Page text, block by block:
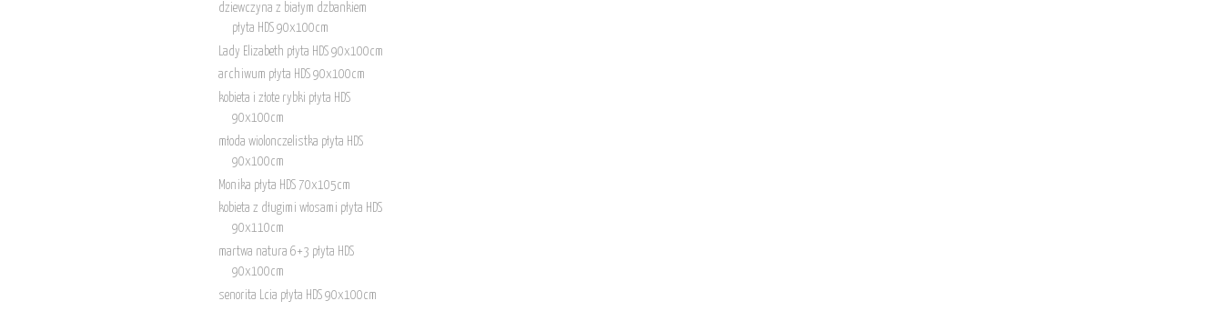
dziewczyna z białym dzbankiem
płyta HDS 90x100cm
Lady Elizabeth płyta HDS 90x100cm
archiwum płyta HDS 90x100cm
kobieta i złote rybki płyta HDS
90x100cm
młoda wiolonczelistka płyta HDS
90x100cm
Monika płyta HDS 70x105cm
kobieta z długimi włosami płyta HDS
90x110cm
martwa natura 6+3 płyta HDS
90x100cm
senorita Lcia płyta HDS 90x100cm